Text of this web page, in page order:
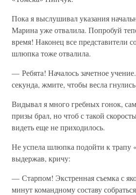
Пока я выслушивал указания
Марина уже отвалила. Попробуй
время! Наконец все представители
шлюпка тоже отвалила.
— Ребята! Началось зачетное
секунда, жмите, чтобы весла
Видывал я много гребных гонок,
призы брал, но чтоб с такой
видеть еще не приходилось.
Не успела шлюпка подойти к трапу
выдержав, кричу:
— Старпом! Экстренная съемка с
минут командному составу